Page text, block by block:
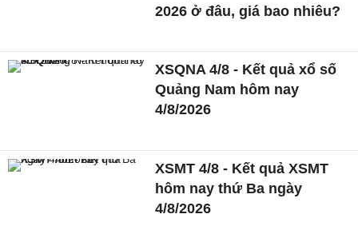
2026 ở đâu, giá bao nhiêu?
XSQNA 4/8 - Kết quả xổ số
Quảng Nam hôm nay
4/8/2026
XSMT 4/8 - Kết quả XSMT
hôm nay thứ Ba ngày
4/8/2026